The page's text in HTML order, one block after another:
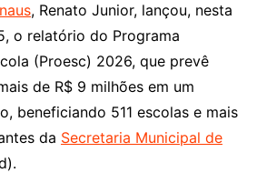
, Renato Junior, lançou, nesta
o relatório do Programa
(Proesc) 2026, que prevê
de R$ 9 milhões em um
beneficiando 511 escolas e mais
da Secretaria Municipal de